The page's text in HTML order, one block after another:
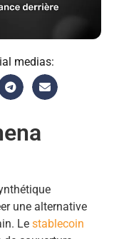
medias:
une alternative
Le stablecoin